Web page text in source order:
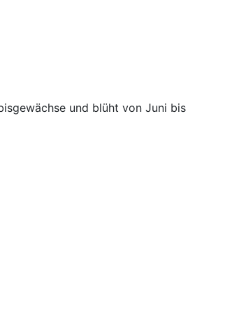
und blüht von Juni bis